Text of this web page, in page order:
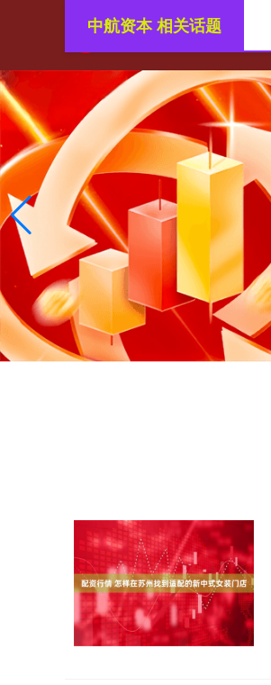
中航资本 相关话题